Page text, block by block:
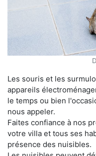
Les souris et les
appareils
le temps ou bien
nous appeler.
Faites confiance à nos
votre villa et tous ses
présence des nuisibles.